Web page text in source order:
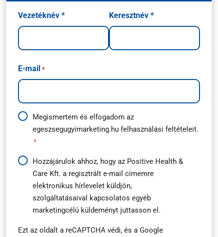
Név
*
Vezetéknév * Keresztnév *
E-mail *
Adatkezelési
útmutató
Megismertem és elfogadom az
egeszsegugyimarketing.hu felhasználási feltételeit.
*
Hírlevél
feliratkozás
Hozzájárulok ahhoz, hogy az Positive Health &
Care Kft. a regisztrált e-mail címemre
elektronikus hírlevelet küldjön,
szolgáltatásaival kapcsolatos egyéb
marketingcélú küldeményt juttasson el.
Ezt az oldalt a reCAPTCHA védi, és a Google